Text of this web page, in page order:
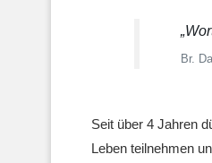
Br.
Seit über 4 Jahren
Leben teilnehmen